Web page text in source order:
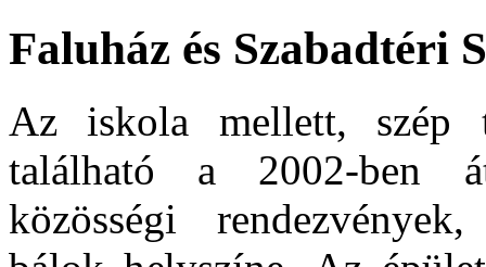
Faluház és Szabadtéri
Az iskola mellett, szép
található a 2002-ben
közösségi